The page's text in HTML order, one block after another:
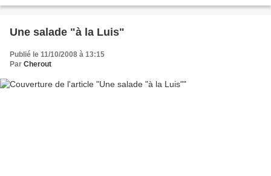
Une salade "à la Luis"
Publié le 11/10/2008 à 13:15
Par Cherout